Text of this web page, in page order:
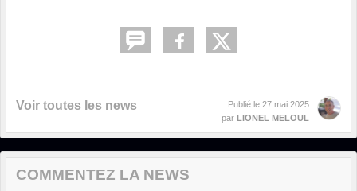
Voir toutes les news Publié le 27 mai 2025
par
LIONEL MELOUL
COMMENTEZ LA NEWS